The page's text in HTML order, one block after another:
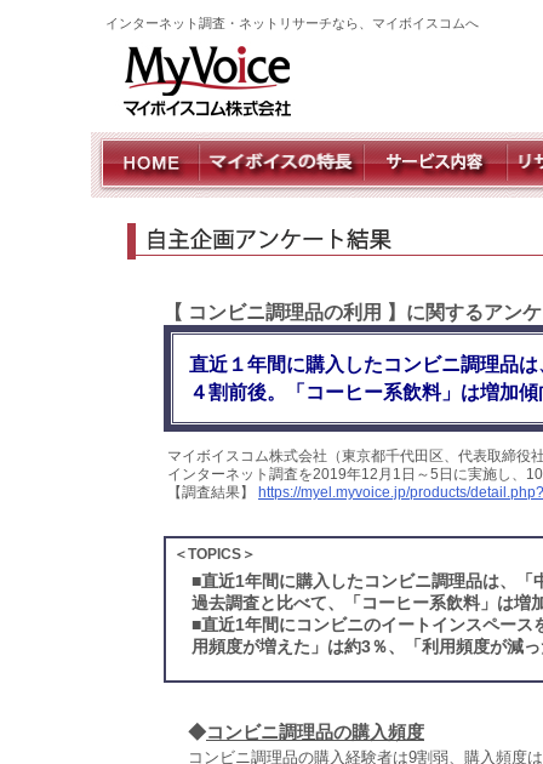
インターネット調査・ネットリサーチなら、マイボイスコムへ
【 コンビニ調理品の利用 】に関するアン
直近１年間に購入したコンビニ調理品
４割前後。「コーヒー系飲料」は増加
マイボイスコム株式会社（東京都千代田区、代表取締役
インターネット調査を2019年12月1日～5日に実施し、
【調査結果】
https://myel.myvoice.jp/products/
＜TOPICS＞
■直近1年間に購入したコンビニ調理品は、
過去調査と比べて、「コーヒー系飲料」は増
■直近1年間にコンビニのイートインスペー
用頻度が増えた」は約3％、「利用頻度が減
◆コンビニ調理品の購入頻度
コンビニ調理品の購入経験者は9割弱、購入頻度